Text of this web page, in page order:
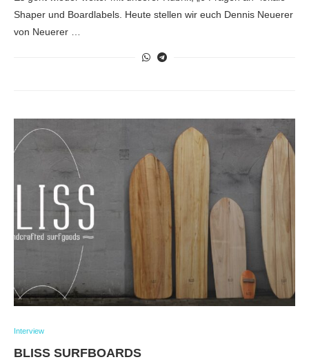
Shaper und Boardlabels. Heute stellen wir euch Dennis Neuerer
von Neuerer …
Interview
BLISS SURFBOARDS